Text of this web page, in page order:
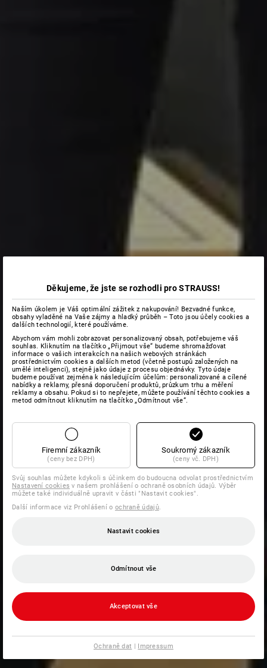
Děkujeme, že jste se rozhodli pro STRAUSS!
Naším úkolem je Váš optimální zážitek z nakupování! Bezvadné funkce,
obsahy vyladěné na Vaše zájmy a hladký průběh – Toto jsou účely cookies a
dalších technologií, které používáme.
Abychom vám mohli zobrazovat personalizovaný obsah, potřebujeme váš
souhlas. Kliknutím na tlačítko „Přijmout vše“ budeme shromažďovat
informace o vašich interakcích na našich webových stránkách
prostřednictvím cookies a dalších metod (včetně postupů založených na
umělé inteligenci), stejně jako údaje z procesu objednávky. Tyto údaje
budeme používat zejména k následujícím účelům: personalizované a cílené
nabídky a reklamy, přesná doporučení produktů, průzkum trhu a měření
reklamy a obsahu. Pokud si to nepřejete, můžete používání těchto cookies a
metod odmítnout kliknutím na tlačítko „Odmítnout vše“.
Firemní zákazník
(ceny bez DPH)
Soukromý zákazník
(ceny vč. DPH)
Svůj souhlas můžete kdykoli s účinkem do budoucna odvolat prostřednictvím
Nastavení cookies v našem prohlášení o ochraně osobních údajů. Výběr
můžete také individuálně upravit v části "Nastavit cookies".
Další informace viz Prohlášení o ochraně údajů.
Nastavit cookies
Odmítnout vše
Akceptovat vše
Ochraně dat | Impressum